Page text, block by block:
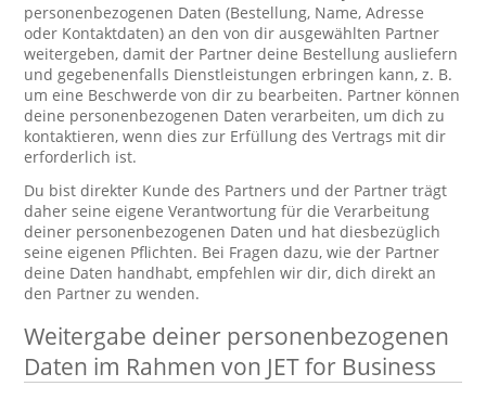
personenbezogenen Daten (Bestellung, Name, Adresse
oder Kontaktdaten) an den von dir ausgewählten Partner
weitergeben, damit der Partner deine Bestellung ausliefern
und gegebenenfalls Dienstleistungen erbringen kann, z. B.
um eine Beschwerde von dir zu bearbeiten. Partner können
deine personenbezogenen Daten verarbeiten, um dich zu
kontaktieren, wenn dies zur Erfüllung des Vertrags mit dir
erforderlich ist.
Du bist direkter Kunde des Partners und der Partner trägt
daher seine eigene Verantwortung für die Verarbeitung
deiner personenbezogenen Daten und hat diesbezüglich
seine eigenen Pflichten. Bei Fragen dazu, wie der Partner
deine Daten handhabt, empfehlen wir dir, dich direkt an
den Partner zu wenden.
Weitergabe deiner personenbezogenen
Daten im Rahmen von JET for Business